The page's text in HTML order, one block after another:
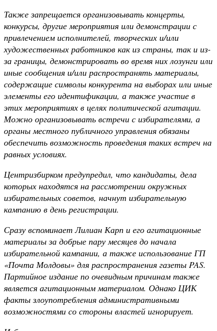
Также запрещается организовывать концерты,
конкурсы, другие мероприятия или демонстрации с
привлечением исполнителей, творческих и/или
художественных работников как из страны, так и из-
за границы, демонстрировать во время них лозунги или
иные сообщения и/или распространять материалы,
содержащие символы конкурента на выборах или иные
элементы его идентификации, а также участие в
этих мероприятиях в целях политической агитации.
Можно организовывать встречи с избирателями, а
органы местного публичного управления обязаны
обеспечить возможность проведения таких встреч на
равных условиях.
Центризбирком предупредил, что кандидаты, дела
которых находятся на рассмотрении окружных
избирательных советов, начнут избирательную
кампанию в день регистрации.
Сразу вспоминает Лилиан Карп и его агитационные
материалы за добрые пару месяцев до начала
избирательной кампании, а также использование ГП
«Почта Молдовы» для распространения газеты PAS.
Партийное издание по очевидным причинам также
является агитационным материалом. Однако ЦИК
факты злоупотребления административными
возможностями со стороны властей игнорирует.